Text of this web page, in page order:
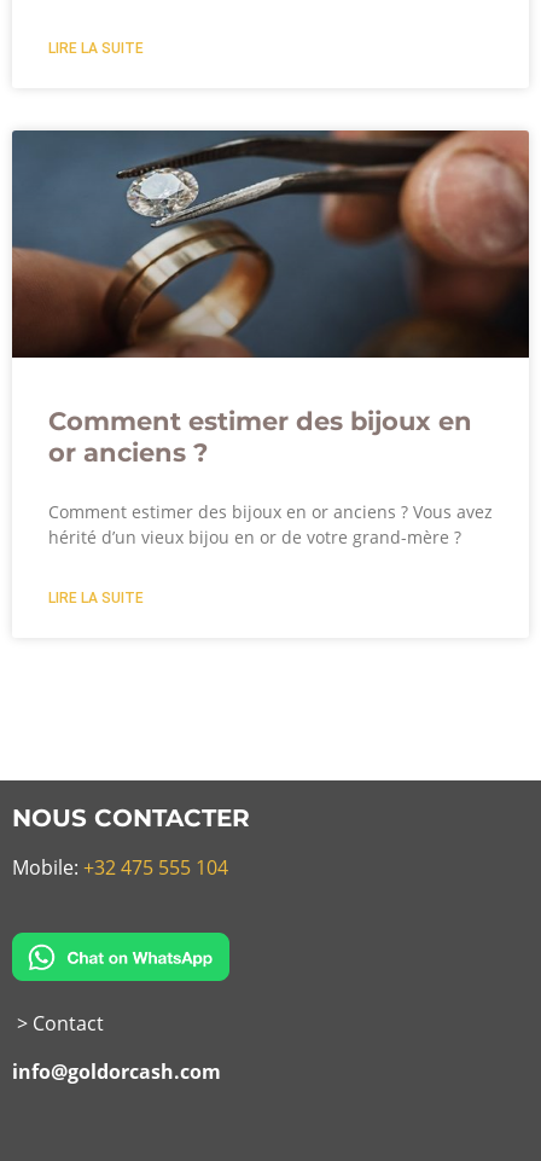
LIRE LA SUITE
Comment estimer des bijoux en
or anciens ?
Comment estimer des bijoux en or anciens ? Vous avez
hérité d’un vieux bijou en or de votre grand-mère ?
LIRE LA SUITE
NOUS CONTACTER
Mobile: +32 475 555 104
> Contact
info@goldorcash.com